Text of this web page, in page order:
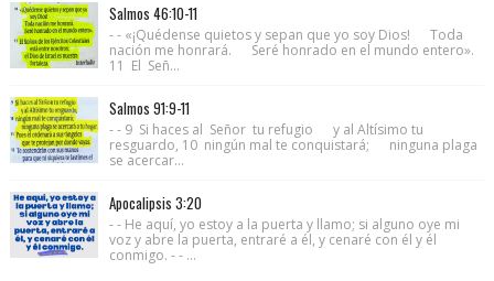
Salmos 46:10-11
- - «¡Quédense quietos y sepan que yo soy Dios! Toda
nación me honrará. Seré honrado en el mundo entero».
11 El Señ...
Salmos 91:9-11
- - 9 Si haces al Señor tu refugio y al Altísimo tu
resguardo, 10 ningún mal te conquistará; ninguna plaga
se acercar...
Apocalipsis 3:20
- - He aquí, yo estoy a la puerta y llamo; si alguno oye mi
voz y abre la puerta, entraré a él, y cenaré con él y él
conmigo. - - ...